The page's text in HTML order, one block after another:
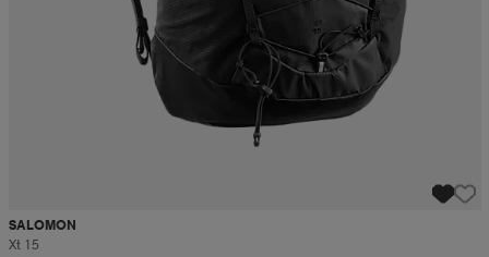
SALOMON
Xt 15